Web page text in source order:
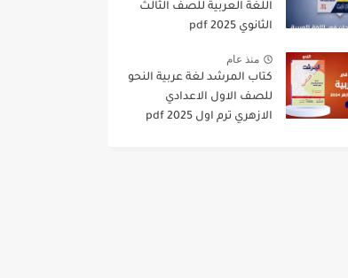
اللغة العربية للصف الثالث
الثانوي 2025 pdf
منذ عام
كتاب المرشد لغة عربية النحو
للصف الاول الاعدادي
الازهري ترم اول 2025 pdf